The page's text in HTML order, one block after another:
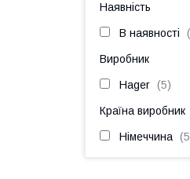
Наявність
В наявності
Виробник
Hager 5
Країна виробник
Німеччина 5